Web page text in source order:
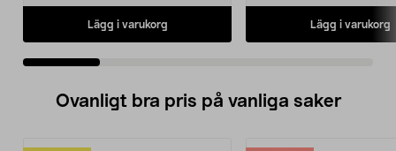
Lägg i varukorg Lägg i varukorg
Ovanligt bra pris på vanliga saker